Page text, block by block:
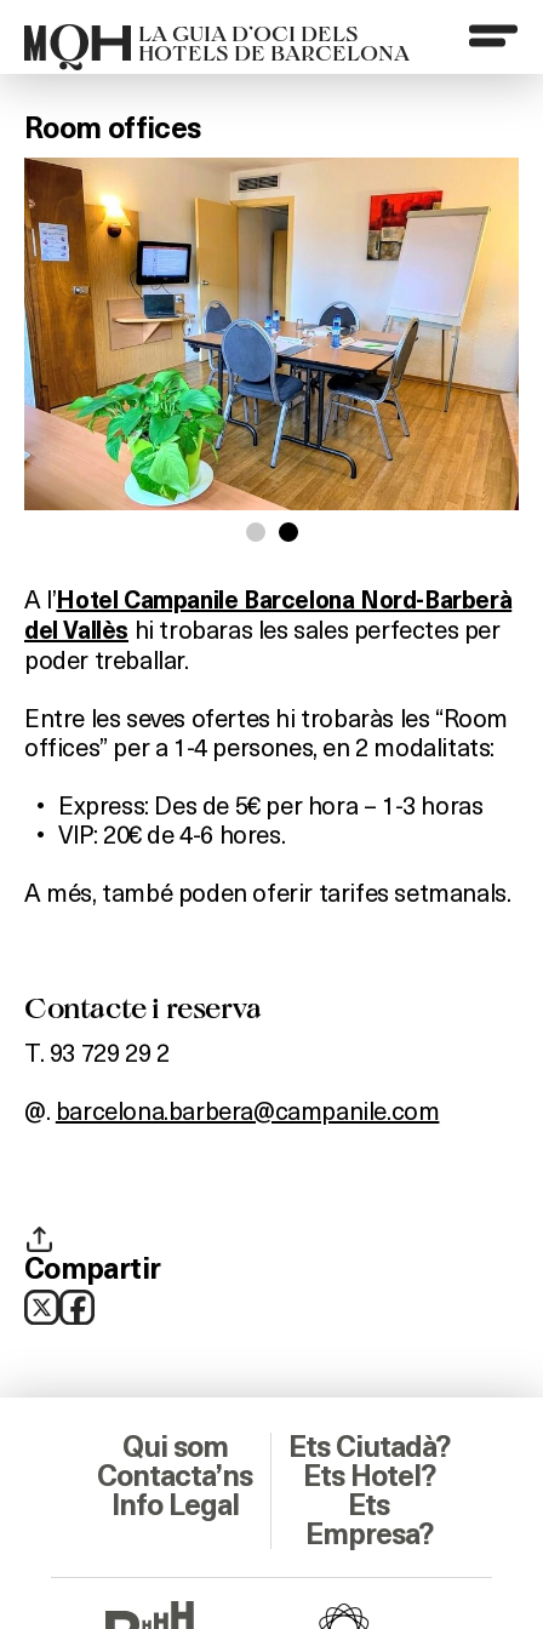
LA GUIA D’OCI DELS
HOTELS DE BARCELONA
Què vols fer?
HOTELS
TERRASSES
BARS
SPAS
RESTAURANTS
SALES
Room offices
A l’ Hotel Campanile Barcelona Nord-Barberà
del Vallès hi trobaras les sales perfectes per
poder treballar.
Entre les seves ofertes hi trobaràs les “Room
offices” per a 1-4 persones, en 2 modalitats:
Express: Des de 5€ per hora – 1-3 horas
VIP: 20€ de 4-6 hores.
A més, també poden oferir tarifes setmanals.
Contacte i reserva
T. 93 729 29 2
@. barcelona.barbera@campanile.com
Compartir
Qui som
Contacta’ns
Info Legal
Ets Ciutadà?
Ets Hotel?
Ets
Empresa?